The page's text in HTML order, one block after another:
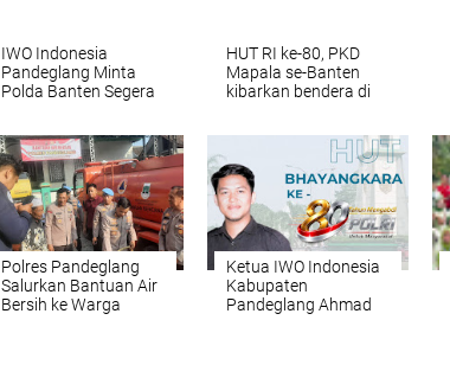
IWO Indonesia
Pandeglang Minta
Polda Banten Segera
Terhadap Jurnalis
HUT RI ke-80, PKD
Mapala se-Banten
kibarkan bendera di
Polres Pandeglang
Salurkan Bantuan Air
Bersih ke Warga
Ketua IWO Indonesia
Kabupaten
Pandeglang Ahmad